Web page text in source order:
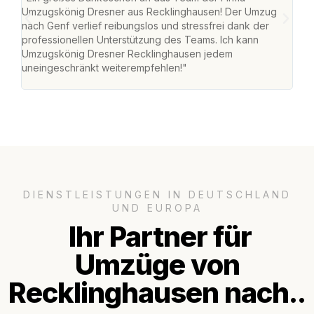
Umzugskönig Dresner aus Recklinghausen! Der Umzug
nach Genf verlief reibungslos und stressfrei dank der
professionellen Unterstützung des Teams. Ich kann
Umzugskönig Dresner Recklinghausen jedem
uneingeschränkt weiterempfehlen!"
DIENSTLEISTUNGEN IN DEUTSCHLAND
UND EUROPA
Ihr Partner für
Umzüge von
Recklinghausen nach..